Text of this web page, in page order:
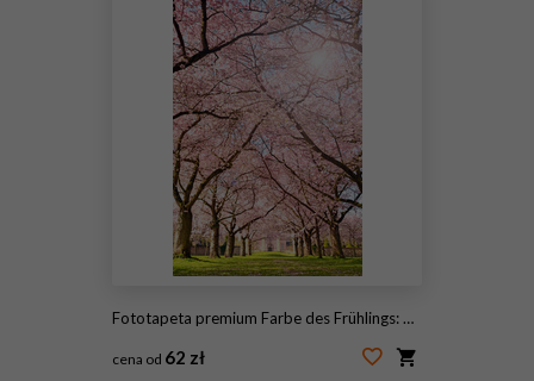
Fototapeta premium Farbe des Frühlings: Garten mit Japanischen Kirschblüten :)
cena od 62 zł